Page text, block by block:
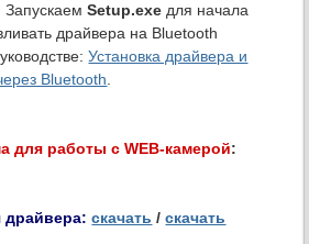
ЗапускаемSetup.exe для начала
драйвера на Bluetooth
Установка драйвера и
Bluetooth
для работы с WEB-камерой:
скачать /скачать